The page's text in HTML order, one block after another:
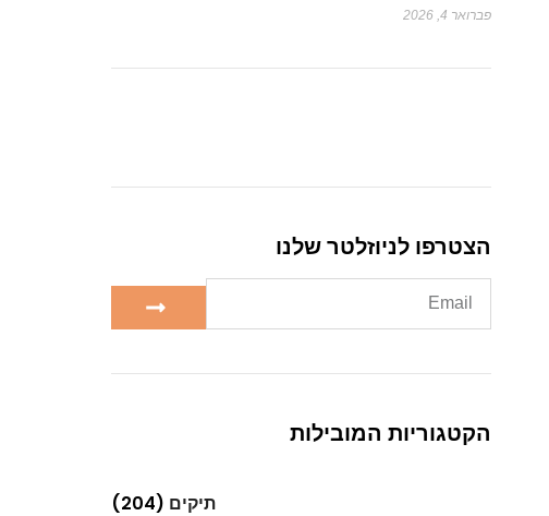
פברואר 4, 2026
הצטרפו לניוזלטר שלנו
הקטגוריות המובילות
תיקים (204)